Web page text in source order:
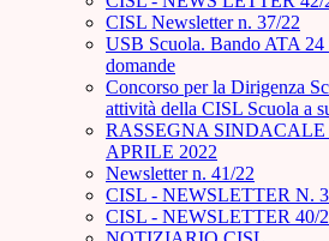
CISL Newsletter n. 37/22
USB Scuola. Bando ATA
domande
Concorso per la Dirigenza
attività della CISL Scuola a
RASSEGNA
APRILE 2022
Newsletter n. 41/22
CISL - NEWSLETTER N.
CISL - NEWSLETTER 40/